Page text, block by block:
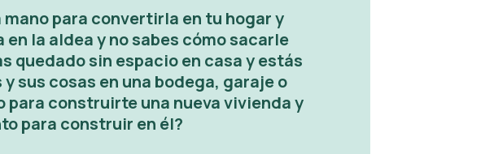
para convertirla en tu hogar y
la aldea y no sabes cómo sacarle
quedado sin espacio en casa y estás
sus cosas en una bodega, garaje o
para construirte una nueva vivienda y
para construir en él?